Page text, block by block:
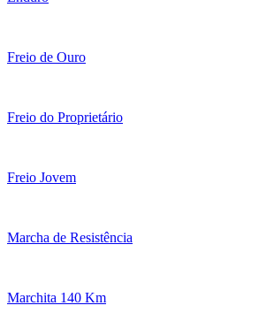
Freio de Ouro
Freio do Proprietário
Freio Jovem
Marcha de Resistência
Marchita 140 Km